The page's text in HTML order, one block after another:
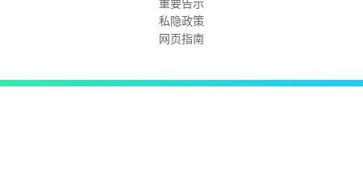
重要告示
私隐政策
网页指南